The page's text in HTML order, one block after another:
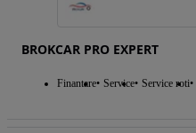
BROKCAR PRO EXPERT
Finantare Service Service roti